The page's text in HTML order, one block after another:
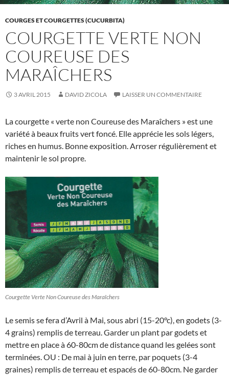
COURGES ET COURGETTES (CUCURBITA)
COURGETTE VERTE NON
COUREUSE DES
MARAÎCHERS
3 AVRIL 2015 DAVID ZICOLA LAISSER UN COMMENTAIRE
La courgette « verte non Coureuse des Maraîchers » est une
variété à beaux fruits vert foncé. Elle apprécie les sols légers,
riches en humus. Bonne exposition. Arroser régulièrement et
maintenir le sol propre.
Courgette Verte Non Coureuse des Maraîchers
Le semis se fera d’Avril à Mai, sous abri (15-20°c), en godets (3-
4 grains) remplis de terreau. Garder un plant par godets et
mettre en place à 60-80cm de distance quand les gelées sont
terminées. OU : De mai à juin en terre, par poquets (3-4
graines) remplis de terreau et espacés de 60-80cm. Ne garder